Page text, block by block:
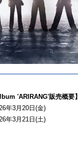
'ARIRANG'販売概要】
年3月20日(金)
年3月21日(土)